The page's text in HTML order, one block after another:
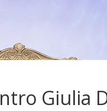
Giulia